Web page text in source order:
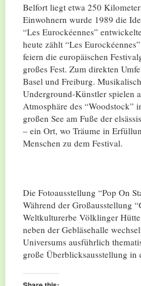
Belfort liegt etwa 250
Einwohnern wurde 1989 die
“Les Eurockéennes”
heute zählt “Les
feiern die europäischen
großes Fest. Zum direkten
Basel und Freiburg.
Underground-Künstler spielen
Atmosphäre des “Woodstock”
großen See am Fuße der
– ein Ort, wo Träume in
Menschen zu dem Festival.
Die Fotoausstellung “Pop On
Während der Großausstellung
Weltkulturerbe Völklinger
neben der Gebläsehalle
Universums ausführlich
große Überblicksausstellung in